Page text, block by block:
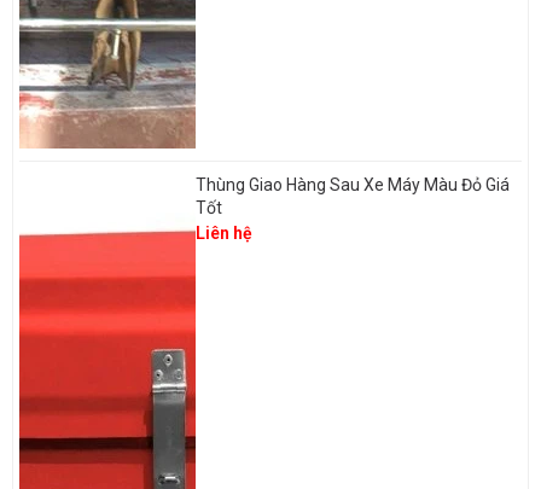
Thùng Giao Hàng Sau Xe Máy Màu Đỏ Giá
Tốt
Liên hệ